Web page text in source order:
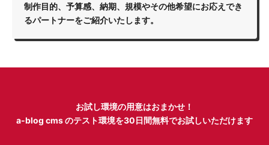
制作目的、予算感、納期、規模やその他希望にお応えでき
るパートナーをご紹介いたします。
お試し環境の用意はおまかせ！
a-blog cms のテスト環境を30日間無料でお試しいただけます